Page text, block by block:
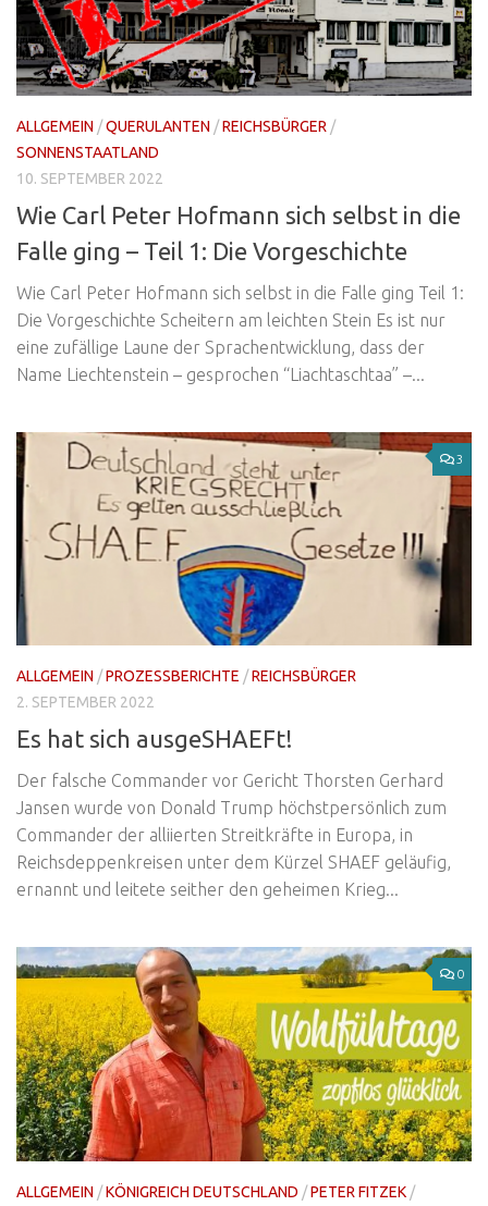
ALLGEMEIN /QUERULANTEN /REICHSBÜRGER /
SONNENSTAATLAND
10. SEPTEMBER 2022
Wie Carl Peter Hofmann sich selbst in die
Falle ging – Teil 1: Die Vorgeschichte
Wie Carl Peter Hofmann sich selbst in die Falle ging Teil 1:
Die Vorgeschichte Scheitern am leichten Stein Es ist nur
eine zufällige Laune der Sprachentwicklung, dass der
Name Liechtenstein – gesprochen “Liachtaschtaa” –...
3
ALLGEMEIN /PROZESSBERICHTE /REICHSBÜRGER
2. SEPTEMBER 2022
Es hat sich ausgeSHAEFt!
Der falsche Commander vor Gericht Thorsten Gerhard
Jansen wurde von Donald Trump höchstpersönlich zum
Commander der alliierten Streitkräfte in Europa, in
Reichsdeppenkreisen unter dem Kürzel SHAEF geläufig,
ernannt und leitete seither den geheimen Krieg...
0
ALLGEMEIN /KÖNIGREICH DEUTSCHLAND /PETER FITZEK /